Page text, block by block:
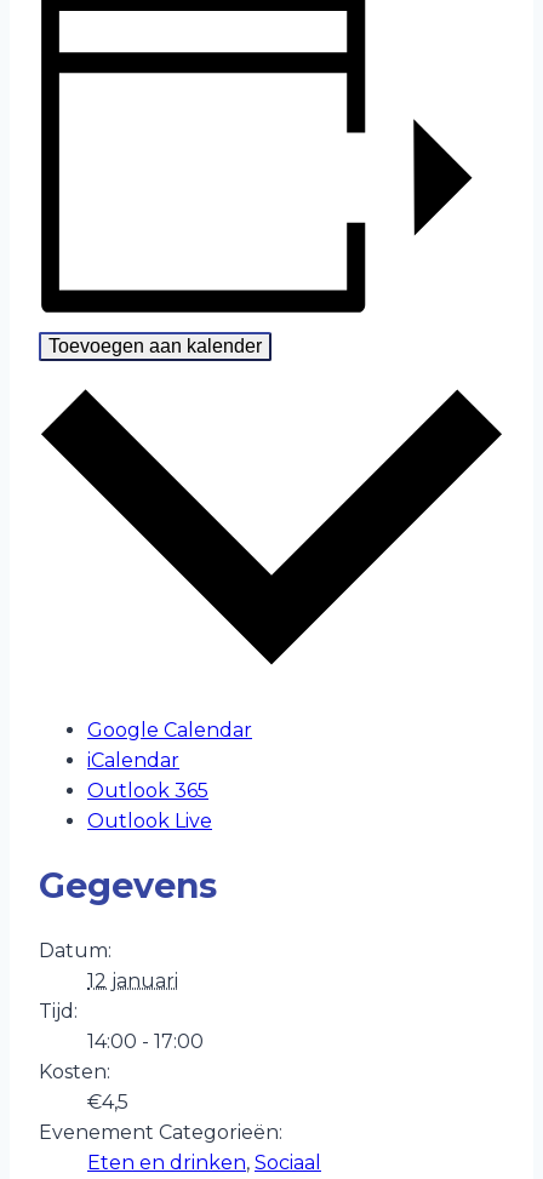
Toevoegen aan kalender
Google Calendar
iCalendar
Outlook 365
Outlook Live
Gegevens
Datum:
12 januari
Tijd:
14:00 - 17:00
Kosten:
€4,5
Evenement Categorieën:
Eten en drinken, Sociaal